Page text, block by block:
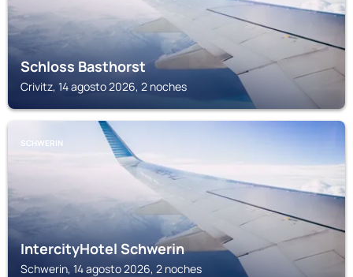
Schloss Basthorst
Crivitz, 14 agosto 2026, 2 noches
SCHWERIN
IntercityHotel Schwerin
Schwerin, 14 agosto 2026, 2 noches